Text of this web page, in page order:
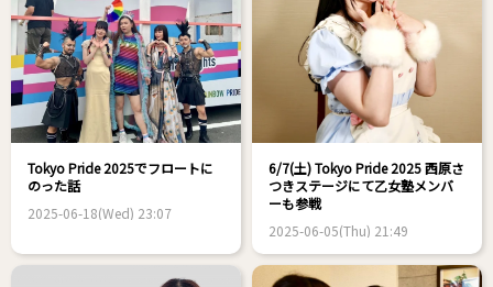
Tokyo Pride 2025でフロートに
のった話
2025-06-18(Wed) 23:07
6/7(土) Tokyo Pride 2025 西原さ
つきステージにて乙女塾メンバ
ーも参戦
2025-06-05(Thu) 21:49